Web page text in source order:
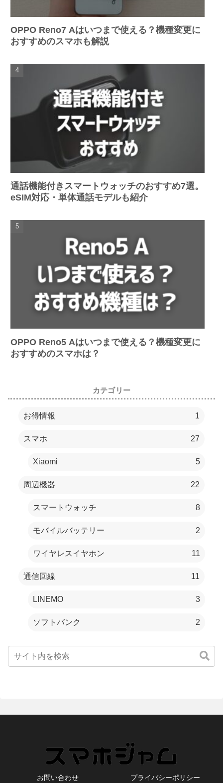
OPPO Reno7 Aはいつまで使える？機種変更に
おすすめのスマホも解説
通話機能付きスマートウォッチのおすすめ7選。
eSIM対応・単体通話モデルも紹介
OPPO Reno5 Aはいつまで使える？機種変更に
おすすめのスマホは？
カテゴリー
お得情報 1
スマホ 27
Xiaomi 5
周辺機器 22
スマートウォッチ 8
モバイルバッテリー 2
ワイヤレスイヤホン 11
通信回線 11
LINEMO 3
ソフトバンク 2
お問い合わせ プライバシーポリシー